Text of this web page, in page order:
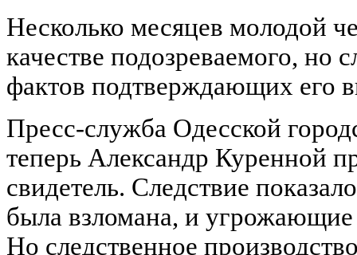
Несколько месяцев молодой
качестве подозреваемого, но
фактов подтверждающих его
Пресс-служба Одесской
теперь Александр Куренной
свидетель. Следствие
была взломана, и
Но следственное